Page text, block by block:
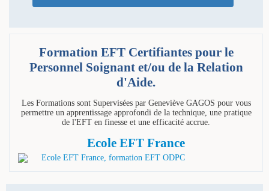
Formation EFT Certifiantes pour le
Personnel Soignant et/ou de la Relation
d'Aide.
Les Formations sont Supervisées par Geneviève GAGOS pour vous
permettre un apprentissage approfondi de la technique, une pratique
de l'EFT en finesse et une efficacité accrue.
Ecole EFT France